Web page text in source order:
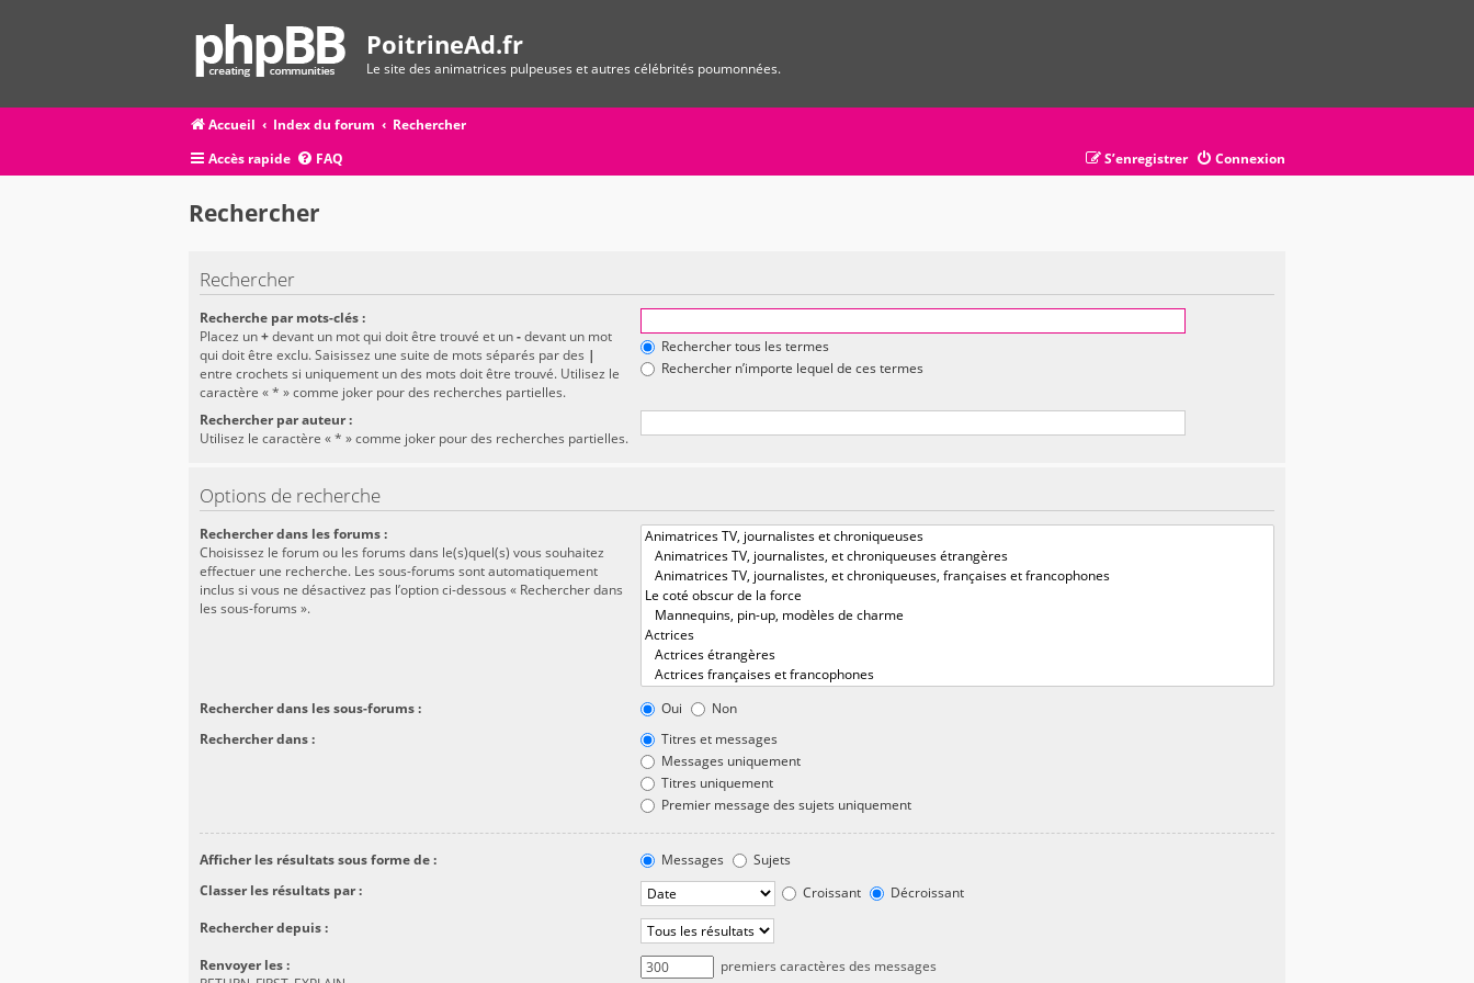
PoitrineAd.fr
Le site des animatrices pulpeuses et autres célébrités poumonnées.
Accueil Index du forum
Rechercher
Accès rapide
FAQ Connexion
S’enregistrer
Rechercher
Rechercher
Recherche par mots-clés :
Placez un+devant un mot qui doit être trouvé et un-devant un mot
qui doit être exclu. Saisissez une suite de mots séparés par des |
entre crochets si uniquement un des mots doit être trouvé. Utilisez le
caractère « * » comme joker pour des recherches partielles.
Rechercher tous les termes
Rechercher n’importe lequel de ces termes
Rechercher par auteur :
Utilisez le caractère « * » comme joker pour des recherches partielles.
Options de recherche
Rechercher dans les forums :
Choisissez le forum ou les forums dans le(s)quel(s) vous souhaitez
effectuer une recherche. Les sous-forums sont automatiquement
inclus si vous ne désactivez pas l’option ci-dessous « Rechercher dans
les sous-forums ».
Rechercher dans les sous-forums : Oui
Non
Rechercher dans :
Titres et messages
Messages uniquement
Titres uniquement
Premier message des sujets uniquement
Afficher les résultats sous forme de : Messages
Sujets
Classer les résultats par :
Croissant
Décroissant
Rechercher depuis :
Renvoyer les :
premiers caractères des messages